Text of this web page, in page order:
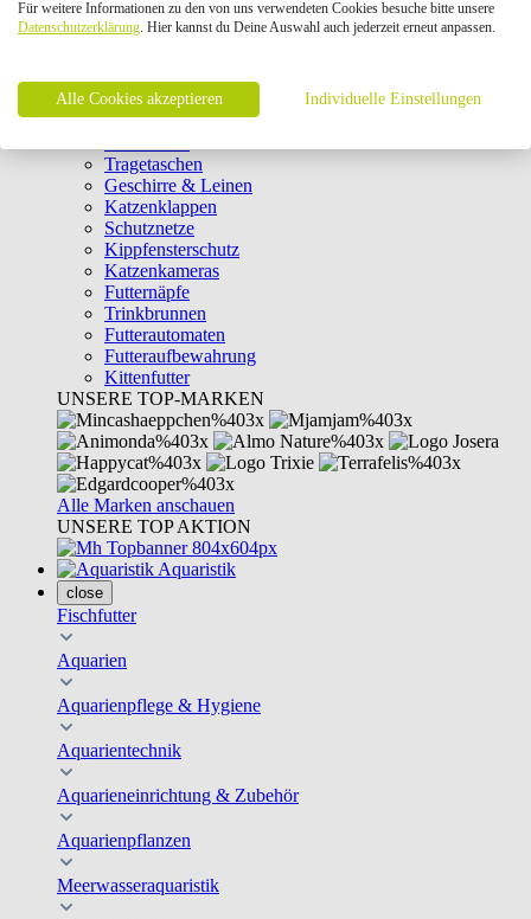
Intelligenzspielzeug
Laserpointer & Elektrospielzeug
Clicker & Target Sticks für Katzen
Weiteres Katzenspielzeug
Transportboxen
Tragetaschen
Geschirre & Leinen
Katzenklappen
Schutznetze
Kippfensterschutz
Katzenkameras
Futternäpfe
Trinkbrunnen
Futterautomaten
Futteraufbewahrung
Kittenfutter
UNSERE TOP-MARKEN
Alle Marken anschauen
UNSERE TOP AKTION
Aquaristik
close
Fischfutter
Aquarien
Aquarienpflege & Hygiene
Aquarientechnik
Aquarieneinrichtung & Zubehör
Aquarienpflanzen
Meerwasseraquaristik
Für weitere Informationen zu den von uns verwendeten Cookies besuche bitte unsere
Datenschutzerklärung. Hier kannst du Deine Auswahl auch jederzeit erneut anpassen.
Alle Cookies akzeptieren Individuelle Einstellungen